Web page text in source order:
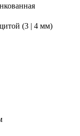
(3 | 4 мм)